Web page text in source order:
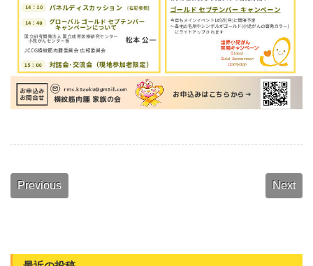
Previous Next